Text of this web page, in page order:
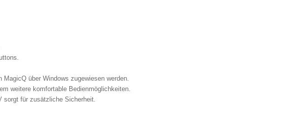
über Windows zugewiesen werden.
weitere komfortable Bedienmöglichkeiten.
sorgt für zusätzliche Sicherheit.